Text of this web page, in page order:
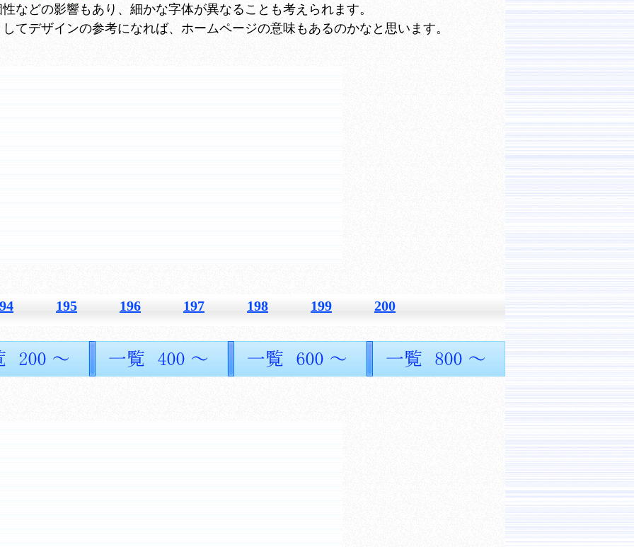
どの影響もあり、細かな字体が異なることも考えられます。
てデザインの参考になれば、ホームページの意味もあるのかなと思います。
195 196 197 198 199 200